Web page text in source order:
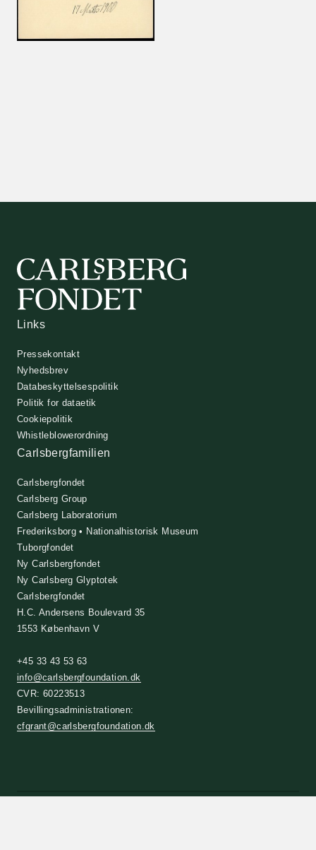
Links
Pressekontakt
Nyhedsbrev
Databeskyttelsespolitik
Politik for dataetik
Cookiepolitik
Whistleblowerordning
Carlsbergfamilien
Carlsbergfondet
Carlsberg Group
Carlsberg Laboratorium
Frederiksborg • Nationalhistorisk Museum
Tuborgfondet
Ny Carlsbergfondet
Ny Carlsberg Glyptotek
Carlsbergfondet
H.C. Andersens Boulevard 35
1553 København V
+45 33 43 53 63
info@carlsbergfoundation.dk
CVR: 60223513
Bevillingsadministrationen:
cfgrant@carlsbergfoundation.dk